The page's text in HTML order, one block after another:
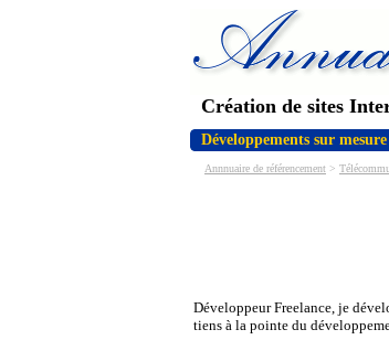
Création de sites
Développements sur
Annnuaire de référencement >
Développeur Freelance, je
tiens à la pointe du